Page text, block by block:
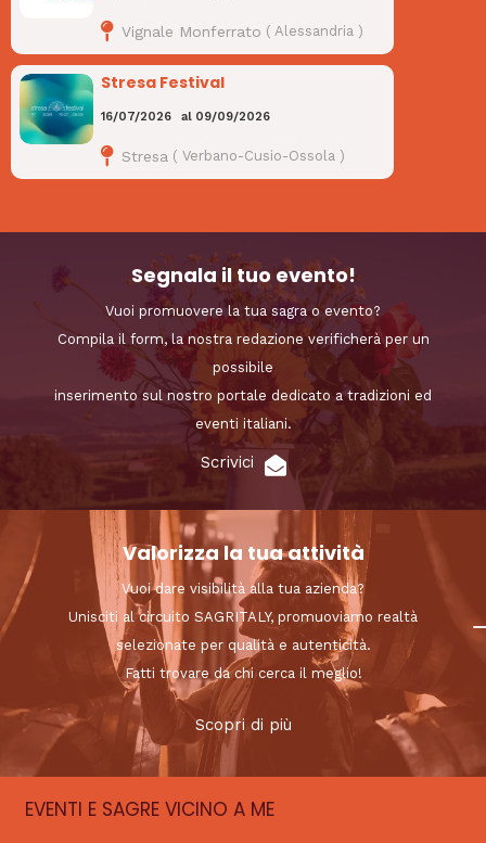
Vignale Monferrato ( Alessandria )
Stresa Festival
16/07/2026 al 09/09/2026
Stresa ( Verbano-Cusio-Ossola)
Segnala il tuo evento!
Vuoi promuovere la tua sagra o evento?
Compila il form, la nostra redazione verificherà per un
possibile
inserimento sul nostro portale dedicato a tradizioni ed
eventi italiani.
Scrivici
Valorizza la tua attività
Vuoi dare visibilità alla tua azienda?
Unisciti al circuito SAGRITALY, promuoviamo realtà
selezionate per qualità e autenticità.
Fatti trovare da chi cerca il meglio!
Scopri di più
EVENTI E SAGRE VICINO A ME